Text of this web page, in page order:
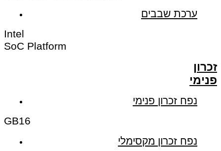
ערכת שבבים
Intel
SoC Platform
זכרון
פנימי
נפח זכרון פנימי
16
GB
נפח זכרון מקסימלי